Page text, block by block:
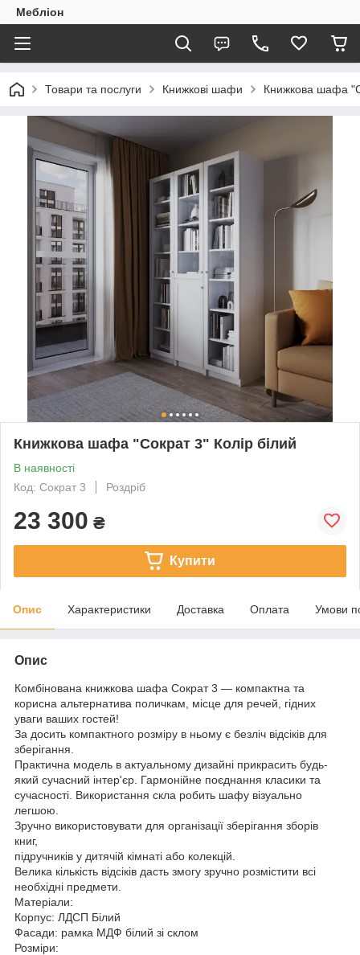
Мебліон
Товари та послуги Книжкові шафи Книжкова шафа
Книжкова шафа "Сократ 3" Колір білий
В наявності
Код: Сократ 3
Роздріб
23 300 ₴
Купити
Опис Характеристики Доставка Оплата Умови
Опис
Комбінована книжкова шафа Сократ 3 — компактна та
корисна альтернатива поличкам, місце для речей, гідних
уваги ваших гостей!
За досить компактного розміру в ньому є безліч відсіків для
зберігання.
Практична модель в актуальному дизайні прикрасить будь-
який сучасний інтер'єр. Гармонійне поєднання класики та
сучасності. Використання скла робить шафу візуально
легшою.
Зручно використовувати для організації зберігання зборів
книг,
підручників у дитячій кімнаті або колекцій.
Велика кількість відсіків дасть змогу зручно розмістити всі
необхідні предмети.
Матеріали:
Корпус: ЛДСП Білий
Фасади: рамка МДФ білий зі склом
Розміри: